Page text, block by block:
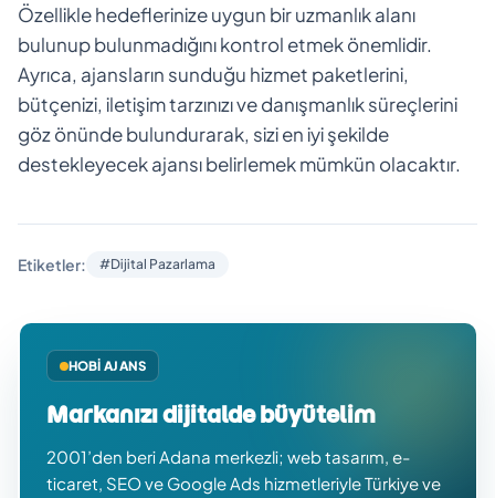
Özellikle hedeflerinize uygun bir uzmanlık alanı
bulunup bulunmadığını kontrol etmek önemlidir.
Ayrıca, ajansların sunduğu hizmet paketlerini,
bütçenizi, iletişim tarzınızı ve danışmanlık süreçlerini
göz önünde bulundurarak, sizi en iyi şekilde
destekleyecek ajansı belirlemek mümkün olacaktır.
Etiketler: #Dijital Pazarlama
HOBI AJANS
Markanızı dijitalde büyütelim
2001’den beri Adana merkezli; web tasarım, e-
ticaret, SEO ve Google Ads hizmetleriyle Türkiye ve